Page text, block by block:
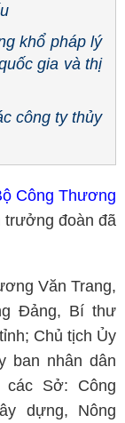
khổ pháp lý
gia và thị
công ty thủy
Công Thương
trưởng đoàn đã
Văn Trang,
Đảng, Bí thư
Chủ tịch Ủy
ban nhân dân
Sở: Công
dựng, Nông